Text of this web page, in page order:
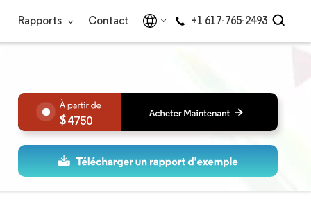
Rapports Contact +1 617-765-2493
4750